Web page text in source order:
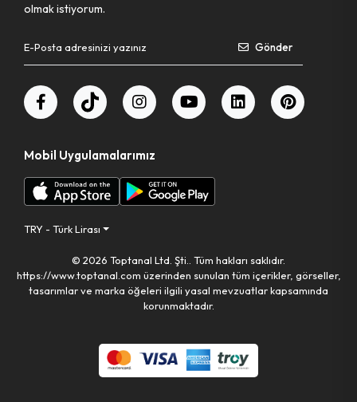
olmak istiyorum.
Gönder
Mobil Uygulamalarımız
TRY - Türk Lirası
© 2026 Toptanal Ltd. Şti.. Tüm hakları saklıdır.
https://www.toptanal.com üzerinden sunulan tüm içerikler, görseller,
tasarımlar ve marka öğeleri ilgili yasal mevzuatlar kapsamında
korunmaktadır.